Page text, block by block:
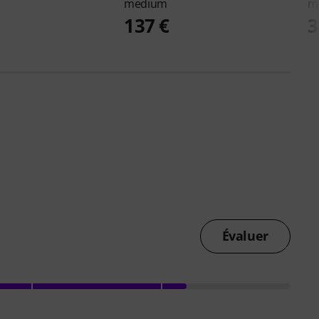
medium
137 €
Évaluer